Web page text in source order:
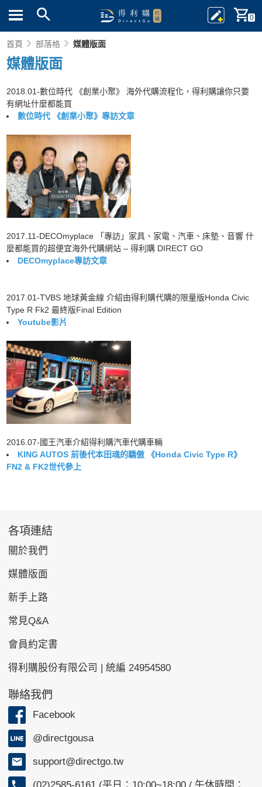
0
首頁 部落格 媒體版面
媒體版面
2018.01-數位時代 《創業小聚》 海外代購流程化，得利購讓你只要
有網址什麼都能買
數位時代 《創業小聚》專訪文章
2017.11-DECOmyplace 「專訪」家具、家電、汽車、床墊、音響 什
麼都能買的超便宜海外代購網站 – 得利購 DIRECT GO
DECOmyplace專訪文章
2017.01-TVBS 地球黃金線 介紹由得利購代購的限量版Honda Civic
Type R Fk2 最終版Final Edition
Youtube影片
2016.07-國王汽車介紹得利購汽車代購車輛
KING AUTOS 前後代本田魂的驕傲 《Honda Civic Type R》
FN2 & FK2世代參上
各項連結
關於我們
媒體版面
新手上路
常見Q&A
會員約定書
得利購股份有限公司 | 統編 24954580
聯絡我們
Facebook
@directgousa
support@directgo.tw
(02)2585-6161 (平日：10:00~18:00 / 午休時間：